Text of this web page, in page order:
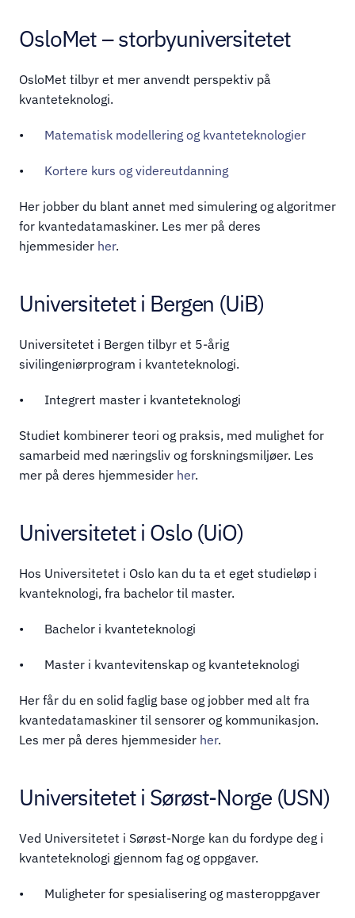
OsloMet – storbyuniversitetet
OsloMet tilbyr et mer anvendt perspektiv på
kvanteteknologi.
Matematisk modellering og kvanteteknologier
Kortere kurs og videreutdanning
Her jobber du blant annet med simulering og algoritmer
for kvantedatamaskiner. Les mer på deres
hjemmesider her.
Universitetet i Bergen (UiB)
Universitetet i Bergen tilbyr et 5-årig
sivilingeniørprogram i kvanteteknologi.
•	Integrert master i kvanteteknologi
Studiet kombinerer teori og praksis, med mulighet for
samarbeid med næringsliv og forskningsmiljøer. Les
mer på deres hjemmesider her.
Universitetet i Oslo (UiO)
Hos Universitetet i Oslo kan du ta et eget studieløp i
kvanteknologi, fra bachelor til master.
•	Bachelor i kvanteteknologi
•	Master i kvantevitenskap og kvanteteknologi
Her får du en solid faglig base og jobber med alt fra
kvantedatamaskiner til sensorer og kommunikasjon.
Les mer på deres hjemmesider her.
Universitetet i Sørøst-Norge (USN)
Ved Universitetet i Sørøst-Norge kan du fordype deg i
kvanteteknologi gjennom fag og oppgaver.
•	Muligheter for spesialisering og masteroppgaver